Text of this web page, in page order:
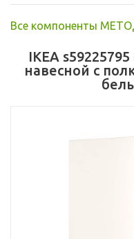
Все компоненты
IKEA
навесной с